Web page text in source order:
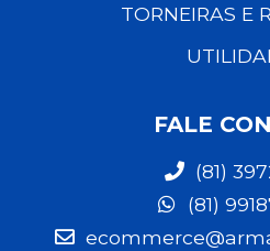
TORNEIRAS E
FALE
(81)
(81)